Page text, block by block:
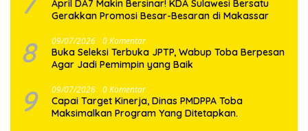
April DA7 Makin Bersinar! KDA Sulawesi Bersatu
Gerakkan Promosi Besar-Besaran di Makassar
8 09/07/2026 0 Komentar
Buka Seleksi Terbuka JPTP, Wabup Toba Berpesan
Agar Jadi Pemimpin yang Baik
9 09/07/2026 0 Komentar
Capai Target Kinerja, Dinas PMDPPA Toba
Maksimalkan Program Yang Ditetapkan.